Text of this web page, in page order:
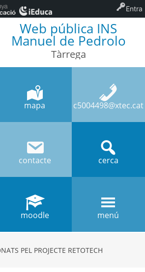
Web pública INS
Manuel de Pedrolo
Tàrrega
mapa c5004498@xtec.cat
contacte cerca
moodle menú
PEL PROJECTE RETOTECH
Entra